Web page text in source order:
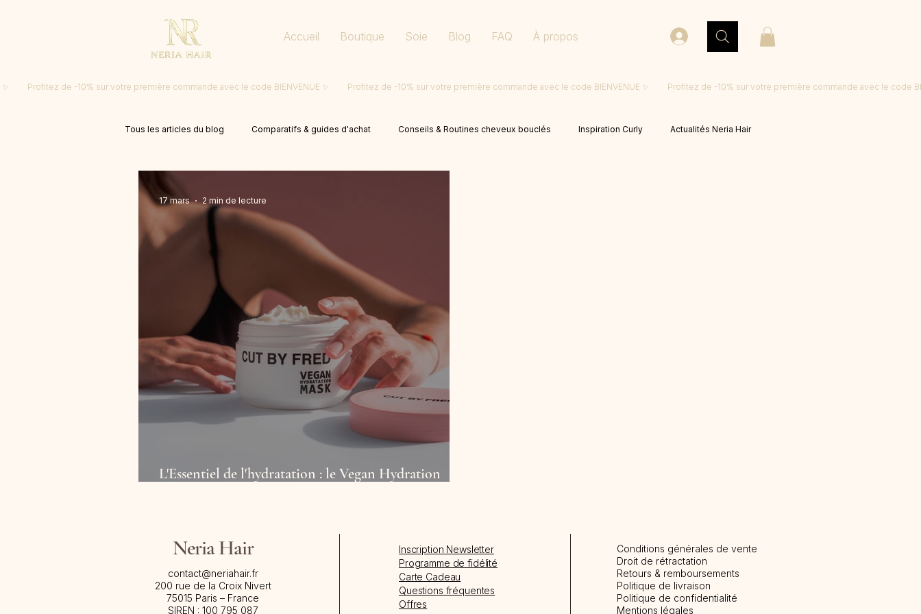
Accueil Boutique Soie Blog FAQ À propos
✨         Profitez de -10% sur votre première commande avec le code BIENVENUE
Tous les articles du blog Comparatifs & guides d'achat Conseils & Routines cheveux bouclés Inspiration Curly Actualités Neria Hair
L'Essentiel de l'hydratation : le Vegan Hydration
17 mars 2 min de lecture
Neria Hair
contact@neriahair.fr
200 rue de la Croix Nivert
75015 Paris – France​
SIREN : 100 795 087
Inscription Newsletter
Programme de fidélité
Carte Cadeau
Questions fréquentes
Offres
Conditions générales de vente
Droit de rétractation
Retours & remboursements
Politique de livraison
Politique de confidentialité
Mentions légales